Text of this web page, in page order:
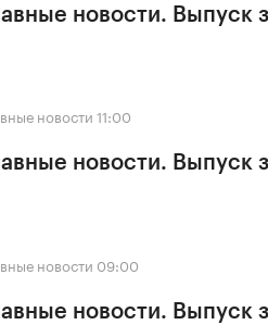
новости. Выпуск
новости 11:00
новости.
новости 09:00
новости.